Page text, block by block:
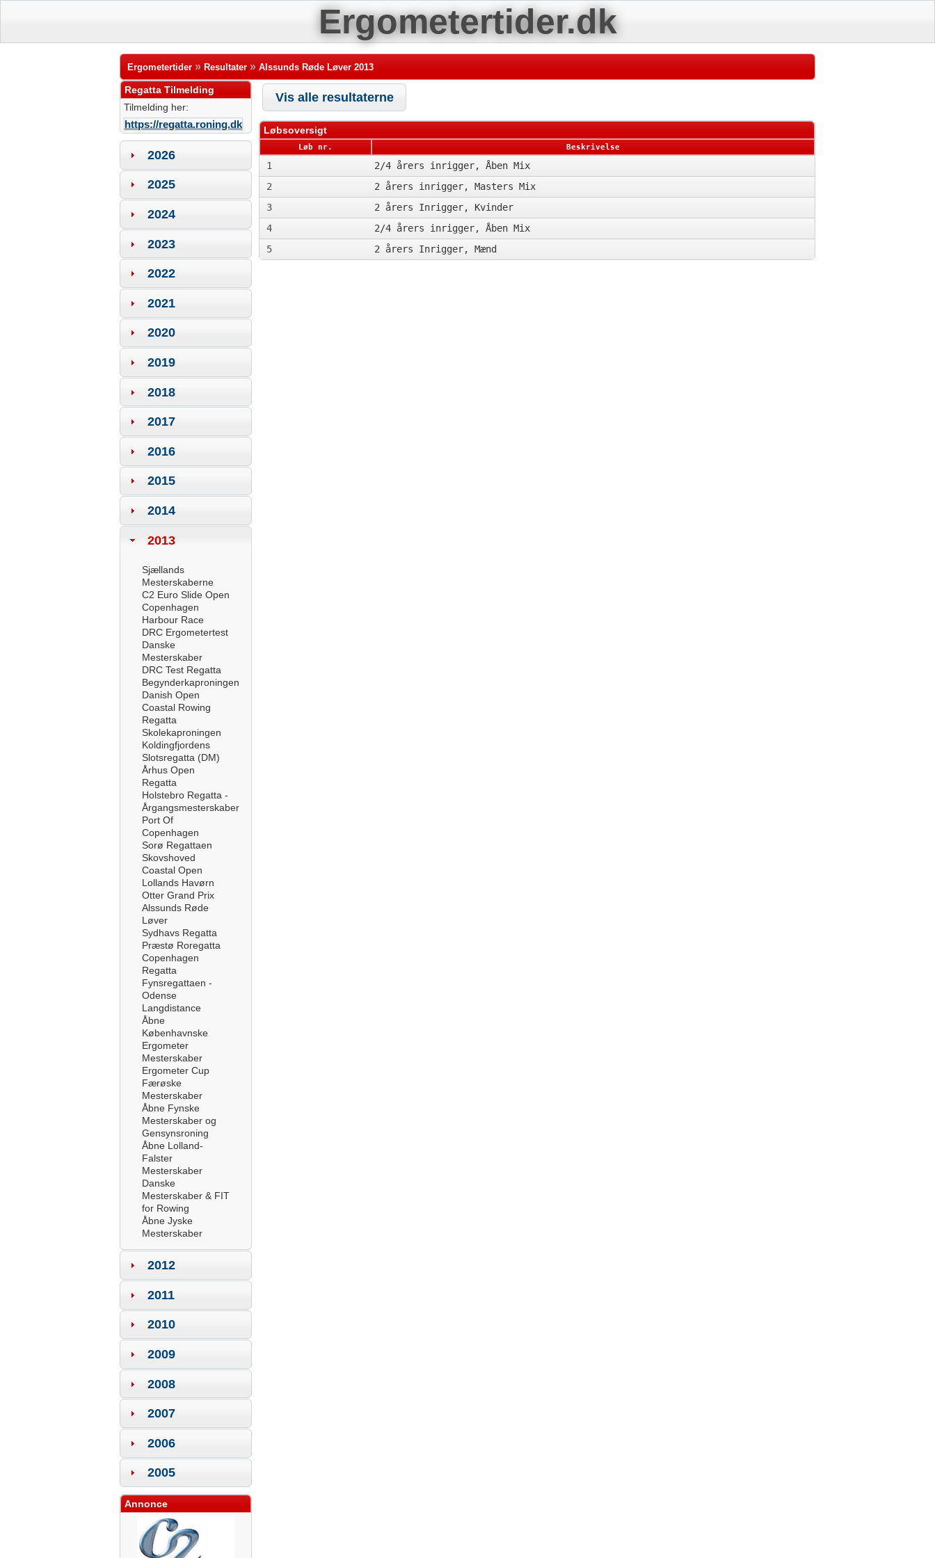
Ergometertider.dk
Ergometertider » Resultater » Alssunds Røde Løver 2013
Regatta Tilmelding
Tilmelding her:
https://regatta.roning.dk
2026
2025
2024
2023
2022
2021
2020
2019
2018
2017
2016
2015
2014
2013
Sjællands
Mesterskaberne
C2 Euro Slide Open
Copenhagen
Harbour Race
DRC Ergometertest
Danske
Mesterskaber
DRC Test Regatta
Begynderkaproningen
Danish Open
Coastal Rowing
Regatta
Skolekaproningen
Koldingfjordens
Slotsregatta (DM)
Århus Open
Regatta
Holstebro Regatta -
Årgangsmesterskaber
Port Of
Copenhagen
Sorø Regattaen
Skovshoved
Coastal Open
Lollands Havørn
Otter Grand Prix
Alssunds Røde
Løver
Sydhavs Regatta
Præstø Roregatta
Copenhagen
Regatta
Fynsregattaen -
Odense
Langdistance
Åbne
Københavnske
Ergometer
Mesterskaber
Ergometer Cup
Færøske
Mesterskaber
Åbne Fynske
Mesterskaber og
Gensynsroning
Åbne Lolland-
Falster
Mesterskaber
Danske
Mesterskaber & FIT
for Rowing
Åbne Jyske
Mesterskaber
2012
2011
2010
2009
2008
2007
2006
2005
Annonce
Vis alle resultaterne
Løbsoversigt
Løb nr. Beskrivelse
1
2/4 årers inrigger, Åben Mix
2
2 årers inrigger, Masters Mix
3
2 årers Inrigger, Kvinder
4
2/4 årers inrigger, Åben Mix
5
2 årers Inrigger, Mænd